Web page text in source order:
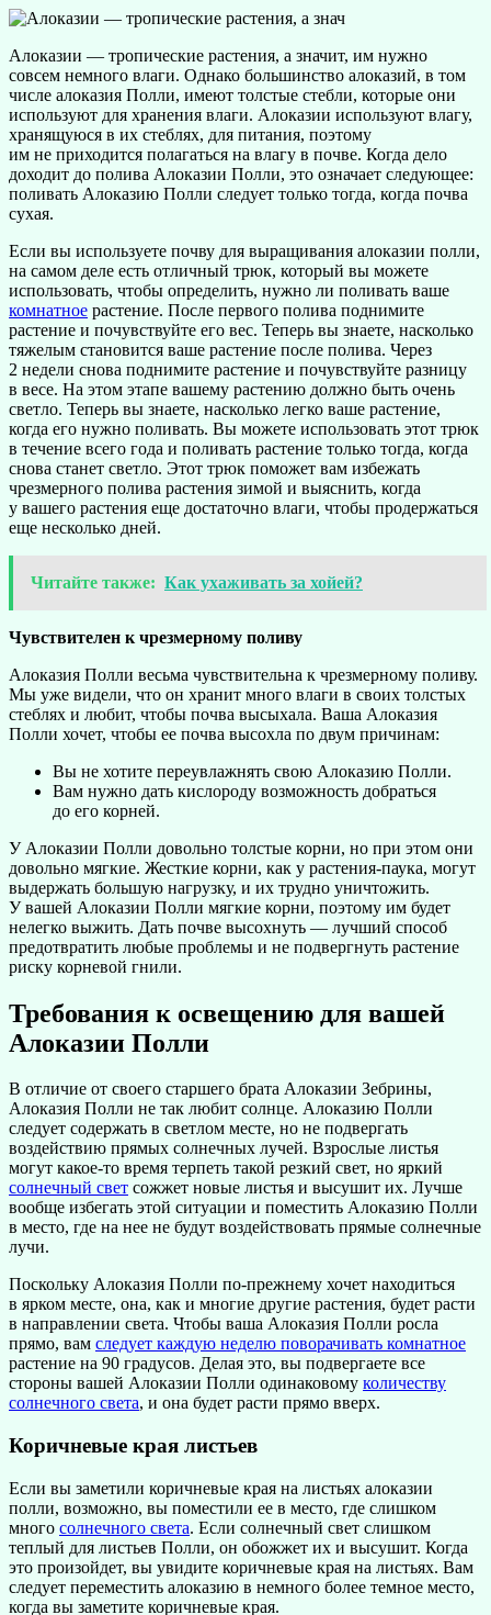
Алоказии — тропические растения, а значит, им нужно
совсем немного влаги. Однако большинство алоказий, в том
числе алоказия Полли, имеют толстые стебли, которые они
используют для хранения влаги. Алоказии используют влагу,
хранящуюся в их стеблях, для питания, поэтому
им не приходится полагаться на влагу в почве. Когда дело
доходит до полива Алоказии Полли, это означает следующее:
поливать Алоказию Полли следует только тогда, когда почва
сухая.
Если вы используете почву для выращивания алоказии полли,
на самом деле есть отличный трюк, который вы можете
использовать, чтобы определить, нужно ли поливать ваше
комнатное растение. После первого полива поднимите
растение и почувствуйте его вес. Теперь вы знаете, насколько
тяжелым становится ваше растение после полива. Через
2 недели снова поднимите растение и почувствуйте разницу
в весе. На этом этапе вашему растению должно быть очень
светло. Теперь вы знаете, насколько легко ваше растение,
когда его нужно поливать. Вы можете использовать этот трюк
в течение всего года и поливать растение только тогда, когда
снова станет светло. Этот трюк поможет вам избежать
чрезмерного полива растения зимой и выяснить, когда
у вашего растения еще достаточно влаги, чтобы продержаться
еще несколько дней.
Читайте также: Как ухаживать за хойей?
Чувствителен к чрезмерному поливу
Алоказия Полли весьма чувствительна к чрезмерному поливу.
Мы уже видели, что он хранит много влаги в своих толстых
стеблях и любит, чтобы почва высыхала. Ваша Алоказия
Полли хочет, чтобы ее почва высохла по двум причинам:
Вы не хотите переувлажнять свою Алоказию Полли.
Вам нужно дать кислороду возможность добраться
до его корней.
У Алоказии Полли довольно толстые корни, но при этом они
довольно мягкие. Жесткие корни, как у растения-паука, могут
выдержать большую нагрузку, и их трудно уничтожить.
У вашей Алоказии Полли мягкие корни, поэтому им будет
нелегко выжить. Дать почве высохнуть — лучший способ
предотвратить любые проблемы и не подвергнуть растение
риску корневой гнили.
Требования к освещению для вашей
Алоказии Полли
В отличие от своего старшего брата Алоказии Зебрины,
Алоказия Полли не так любит солнце. Алоказию Полли
следует содержать в светлом месте, но не подвергать
воздействию прямых солнечных лучей. Взрослые листья
могут какое-то время терпеть такой резкий свет, но яркий
солнечный свет сожжет новые листья и высушит их. Лучше
вообще избегать этой ситуации и поместить Алоказию Полли
в место, где на нее не будут воздействовать прямые солнечные
лучи.
Поскольку Алоказия Полли по-прежнему хочет находиться
в ярком месте, она, как и многие другие растения, будет расти
в направлении света. Чтобы ваша Алоказия Полли росла
прямо, вам следует каждую неделю поворачивать комнатное
растение на 90 градусов. Делая это, вы подвергаете все
стороны вашей Алоказии Полли одинаковому количеству
солнечного света, и она будет расти прямо вверх.
Коричневые края листьев
Если вы заметили коричневые края на листьях алоказии
полли, возможно, вы поместили ее в место, где слишком
много солнечного света. Если солнечный свет слишком
теплый для листьев Полли, он обожжет их и высушит. Когда
это произойдет, вы увидите коричневые края на листьях. Вам
следует переместить алоказию в немного более темное место,
когда вы заметите коричневые края.